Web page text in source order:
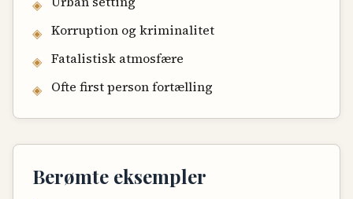
◈
◈ Korruption og kriminalitet
◈ Fatalistisk atmosfære
◈ Ofte first person fortælling
Berømte eksempler